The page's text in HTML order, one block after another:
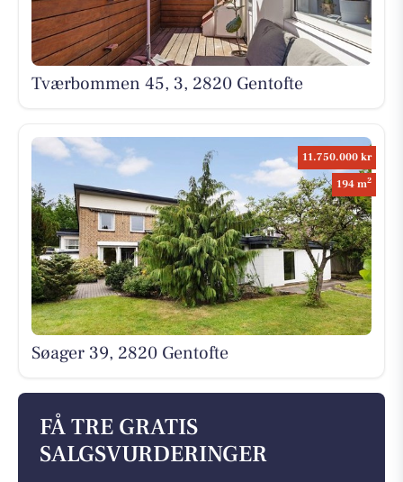
Tværbommen 45, 3, 2820 Gentofte
11.750.000 kr
194 m2
Søager 39, 2820 Gentofte
FÅ TRE GRATIS
SALGSVURDERINGER